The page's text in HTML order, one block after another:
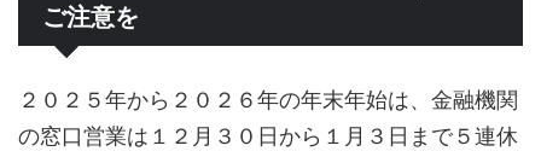
ご注意を
２０２５年から２０２６年の年末年始は、金融機関
の窓口営業は１２月３０日から１月３日まで５連休